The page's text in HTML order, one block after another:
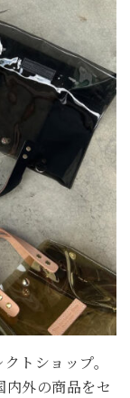
トショップ。
外の商品をセ